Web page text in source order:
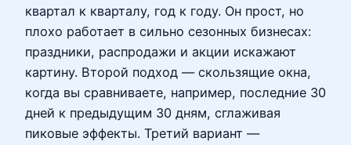
квартал к кварталу, год к году. Он прост, но
плохо работает в сильно сезонных бизнесах:
праздники, распродажи и акции искажают
картину. Второй подход — скользящие окна,
когда вы сравниваете, например, последние 30
дней к предыдущим 30 дням, сглаживая
пиковые эффекты. Третий вариант —